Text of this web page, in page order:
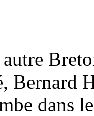
Bernard
dans